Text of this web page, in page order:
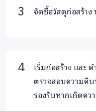
มอบทุนการศึกษาและสิ่
จัดซื้อวัสดุก่อสร้า
เริ่มก่อสร้าง และ
ตรวจสอบความคื
รองรับหากเกิดคว